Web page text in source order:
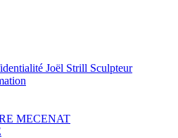
Joël Strill Sculpteur
MECENAT